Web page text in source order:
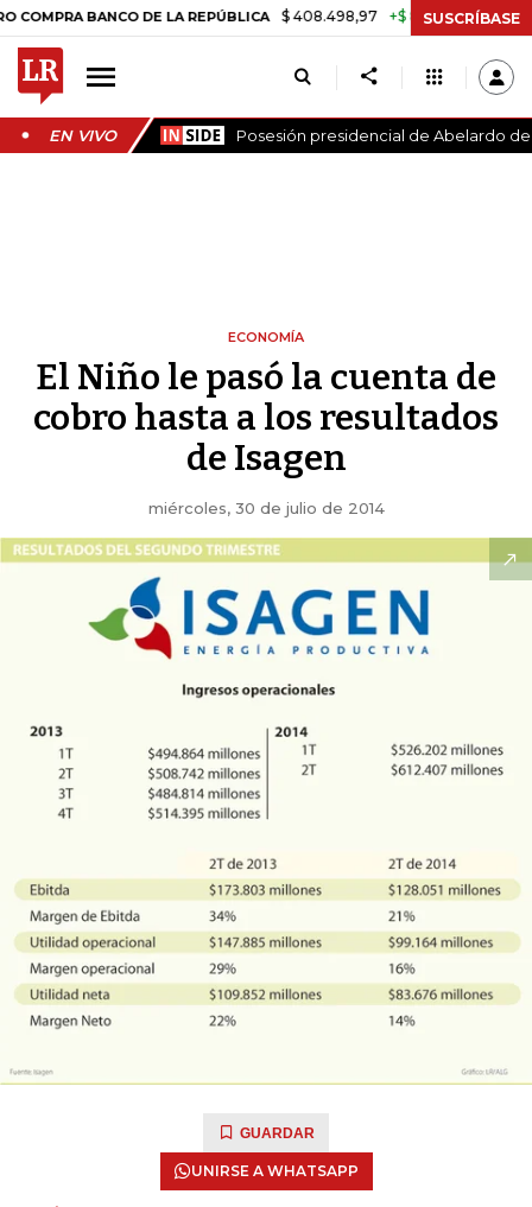
BANCO DE LA REPÚBLICA $ 408.498,97 +$ 8.753,81 +2,19%
SUSCRÍBASE
EN VIVO Posesión presidencial de Abelardo de
ECONOMÍA
El Niño le pasó la cuenta de
cobro hasta a los resultados
de Isagen
miércoles, 30 de julio de 2014
GUARDAR
UNIRSE A WHATSAPP